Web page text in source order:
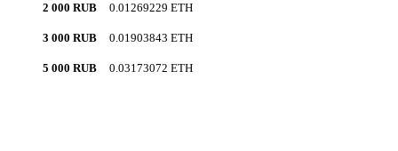
2 000 RUB 0.01269229 ETH
3 000 RUB 0.01903843 ETH
5 000 RUB 0.03173072 ETH